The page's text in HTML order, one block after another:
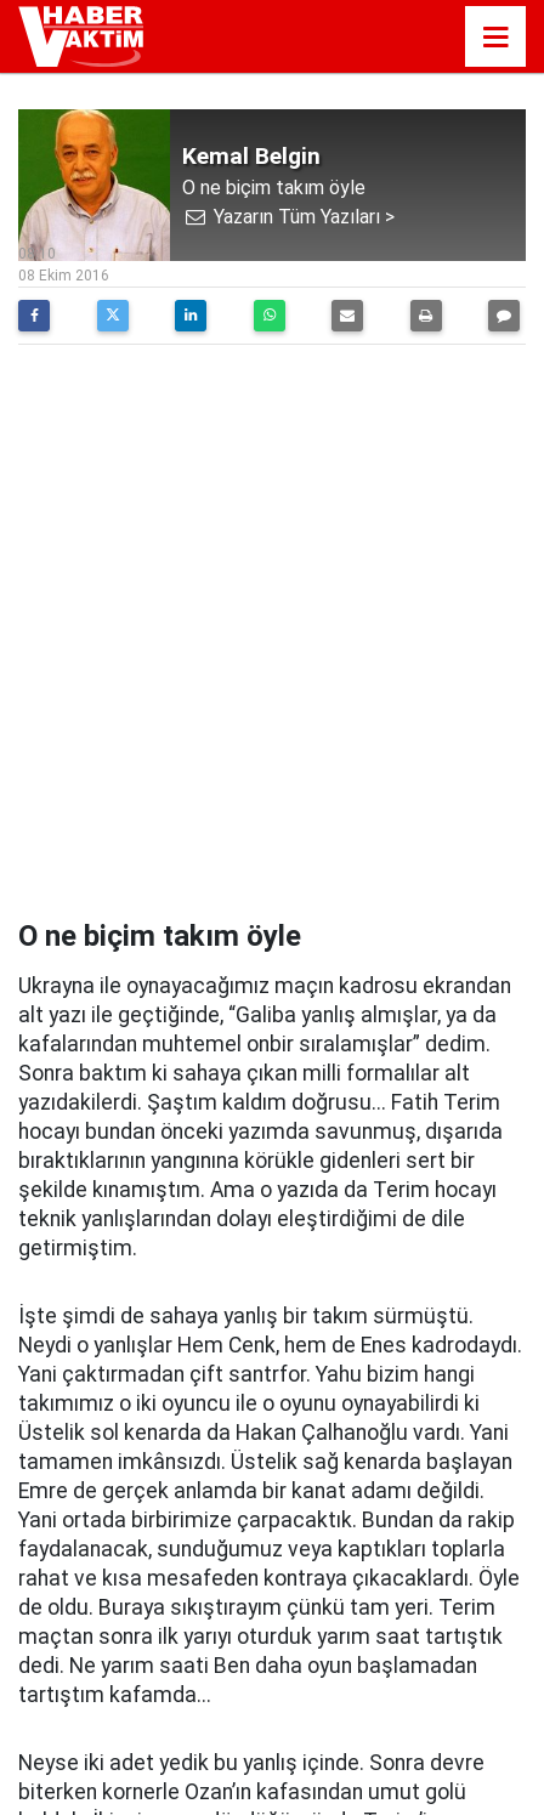
Kemal Belgin
O ne biçim takım öyle
Yazarın Tüm Yazıları >
08:10
08 Ekim 2016
O ne biçim takım öyle
Ukrayna ile oynayacağımız maçın kadrosu ekrandan
alt yazı ile geçtiğinde, “Galiba yanlış almışlar, ya da
kafalarından muhtemel onbir sıralamışlar” dedim.
Sonra baktım ki sahaya çıkan milli formalılar alt
yazıdakilerdi. Şaştım kaldım doğrusu... Fatih Terim
hocayı bundan önceki yazımda savunmuş, dışarıda
bıraktıklarının yangınına körükle gidenleri sert bir
şekilde kınamıştım. Ama o yazıda da Terim hocayı
teknik yanlışlarından dolayı eleştirdiğimi de dile
getirmiştim.
İşte şimdi de sahaya yanlış bir takım sürmüştü.
Neydi o yanlışlar Hem Cenk, hem de Enes kadrodaydı.
Yani çaktırmadan çift santrfor. Yahu bizim hangi
takımımız o iki oyuncu ile o oyunu oynayabilirdi ki
Üstelik sol kenarda da Hakan Çalhanoğlu vardı. Yani
tamamen imkânsızdı. Üstelik sağ kenarda başlayan
Emre de gerçek anlamda bir kanat adamı değildi.
Yani ortada birbirimize çarpacaktık. Bundan da rakip
faydalanacak, sunduğumuz veya kaptıkları toplarla
rahat ve kısa mesafeden kontraya çıkacaklardı. Öyle
de oldu. Buraya sıkıştırayım çünkü tam yeri. Terim
maçtan sonra ilk yarıyı oturduk yarım saat tartıştık
dedi. Ne yarım saati Ben daha oyun başlamadan
tartıştım kafamda...
Neyse iki adet yedik bu yanlış içinde. Sonra devre
biterken kornerle Ozan’ın kafasından umut golü